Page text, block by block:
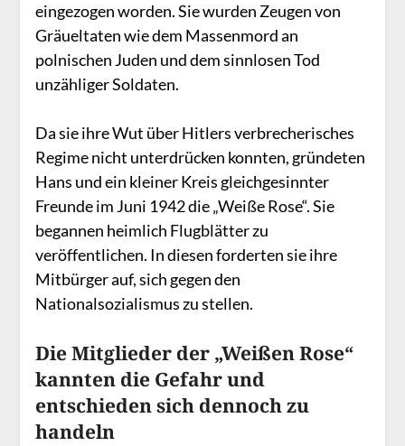
eingezogen worden. Sie wurden Zeugen von
Gräueltaten wie dem Massenmord an
polnischen Juden und dem sinnlosen Tod
unzähliger Soldaten.
Da sie ihre Wut über Hitlers verbrecherisches
Regime nicht unterdrücken konnten, gründeten
Hans und ein kleiner Kreis gleichgesinnter
Freunde im Juni 1942 die „Weiße Rose“. Sie
begannen heimlich Flugblätter zu
veröffentlichen. In diesen forderten sie ihre
Mitbürger auf, sich gegen den
Nationalsozialismus zu stellen.
Die Mitglieder der „Weißen Rose“
kannten die Gefahr und
entschieden sich dennoch zu
handeln